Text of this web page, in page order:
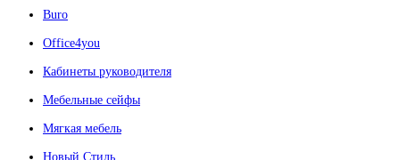
Buro
Office4you
Кабинеты руководителя
Мебельные сейфы
Мягкая мебель
Новый Стиль